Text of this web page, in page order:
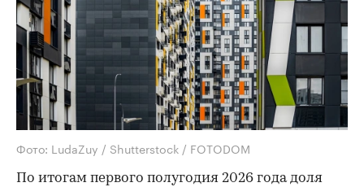
Фото: LudaZuy / Shutterstock / FOTODOM
По итогам первого полугодия 2026 года доля